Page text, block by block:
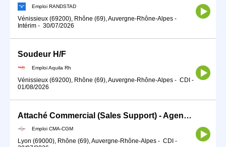
Emploi RANDSTAD
Vénissieux (69200), Rhône (69), Auvergne-Rhône-Alpes -
Intérim - 30/07/2026
Soudeur H/F
Emploi Aquila Rh
Vénissieux (69200), Rhône (69), Auvergne-Rhône-Alpes - CDI -
01/08/2026
Attaché Commercial (Sales Support) - Agence Lyon
Emploi CMA-CGM
Lyon (69000), Rhône (69), Auvergne-Rhône-Alpes - CDI -